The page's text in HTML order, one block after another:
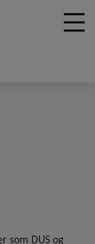
som DUS og